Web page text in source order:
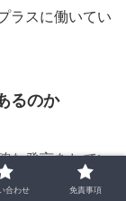
ラスに働いてい
るのか
な発言をしてい
楚で料理が得意
合わせ 免責事項